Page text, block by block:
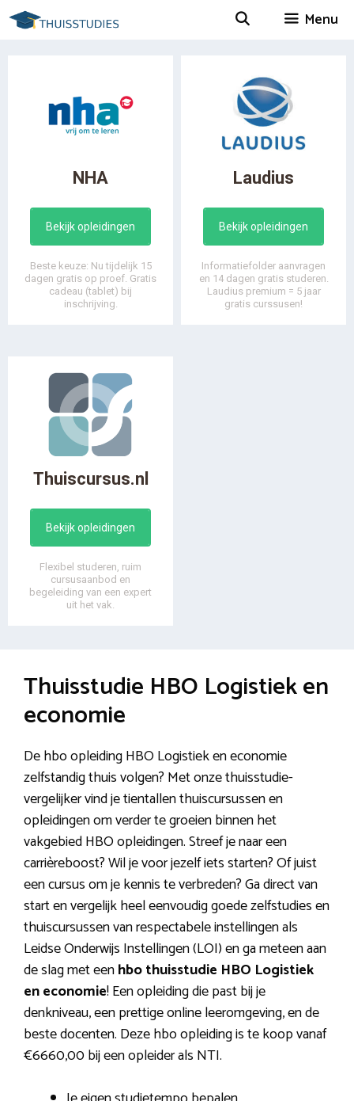
Spring
naar
Menu
NHA
Bekijk opleidingen
Beste keuze: Nu tijdelijk 15
dagen gratis op proef. Gratis
cadeau (tablet) bij
inschrijving.
Laudius
Bekijk opleidingen
Informatiefolder aanvragen
en 14 dagen gratis studeren.
Laudius premium = 5 jaar
gratis curssusen!
Thuiscursus.nl
Bekijk opleidingen
Flexibel studeren, ruim
cursusaanbod en
begeleiding van een expert
uit het vak.
Thuisstudie HBO Logistiek en
economie
De hbo opleiding HBO Logistiek en economie
zelfstandig thuis volgen? Met onze thuisstudie-
vergelijker vind je tientallen thuiscursussen en
opleidingen om verder te groeien binnen het
vakgebied HBO opleidingen. Streef je naar een
carrièreboost? Wil je voor jezelf iets starten? Of juist
een cursus om je kennis te verbreden? Ga direct van
start en vergelijk heel eenvoudig goede zelfstudies en
thuiscursussen van respectabele instellingen als
Leidse Onderwijs Instellingen (LOI) en ga meteen aan
de slag met eenhbo thuisstudie HBO Logistiek
en economie! Een opleiding die past bij je
denkniveau, een prettige online leeromgeving, en de
beste docenten. Deze hbo opleiding is te koop vanaf
€6660,00 bij een opleider als NTI.